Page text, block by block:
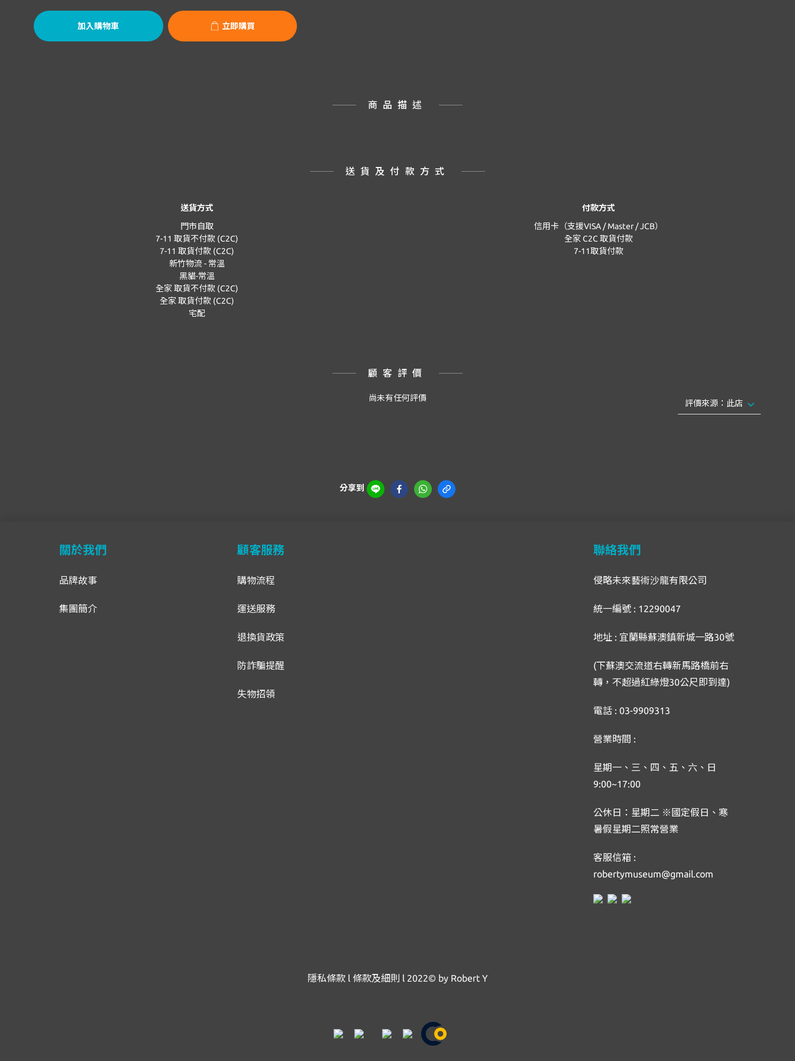
加入購物車 立即購買
商品描述
送貨及付款方式
送貨方式
門市自取
7-11 取貨不付款 (C2C)
7-11 取貨付款 (C2C)
新竹物流 - 常溫
黑貓-常溫
全家 取貨不付款 (C2C)
全家 取貨付款 (C2C)
宅配
付款方式
信用卡（支援VISA / Master / JCB）
全家 C2C 取貨付款
7-11取貨付款
顧客評價
尚未有任何評價
分享到
關於我們
品牌故事
集團簡介
顧客服務
購物流程
運送服務
退換貨政策
防詐騙提醒
失物招領
聯絡我們
侵略未來藝術沙龍有限公司
統一編號 : 12290047
地址 : 宜蘭縣蘇澳鎮新城一路30號
(下蘇澳交流道右轉新馬路橋前右
轉，不超過紅綠燈30公尺即到達)
電話 : 03-9909313
營業時間 :
星期一、三、四、五、六、日
9:00~17:00
公休日：星期二 ※國定假日、寒
暑假星期二照常營業
客服信箱 :
robertymuseum@gmail.com
隱私條款l 條款及細則 l 2022© by Robert Y